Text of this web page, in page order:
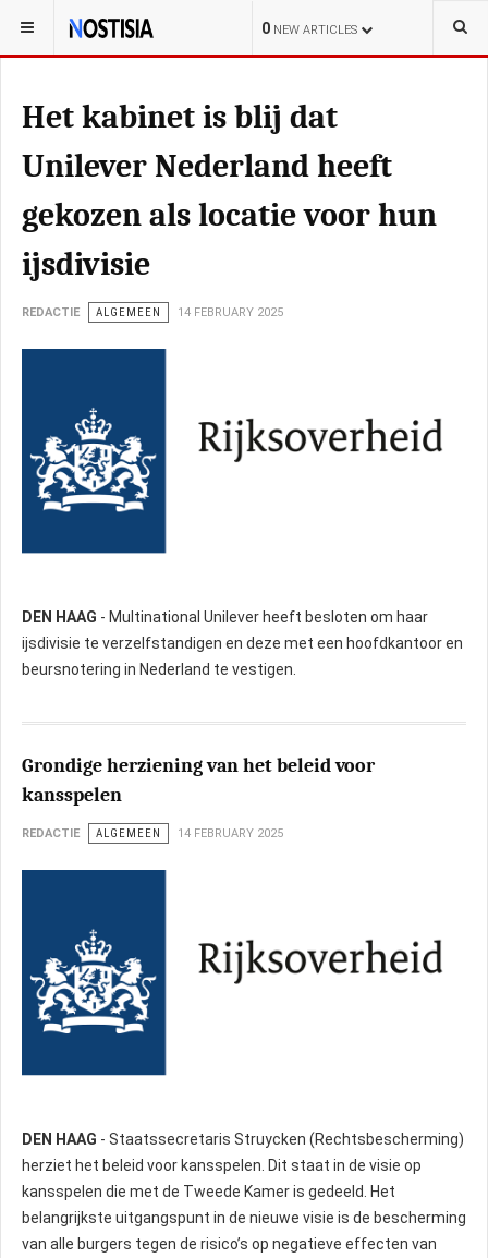
0 NEW ARTICLES
YOU ARE HERE: NEDERLAND POLITIE
Het kabinet is blij dat
Unilever Nederland heeft
gekozen als locatie voor hun
ijsdivisie
REDACTIE ALGEMEEN 14 FEBRUARY 2025
DEN HAAG - Multinational Unilever heeft besloten om haar
ijsdivisie te verzelfstandigen en deze met een hoofdkantoor en
beursnotering in Nederland te vestigen.
Grondige herziening van het beleid voor
kansspelen
REDACTIE ALGEMEEN 14 FEBRUARY 2025
DEN HAAG - Staatssecretaris Struycken (Rechtsbescherming)
herziet het beleid voor kansspelen. Dit staat in de visie op
kansspelen die met de Tweede Kamer is gedeeld. Het
belangrijkste uitgangspunt in de nieuwe visie is de bescherming
van alle burgers tegen de risico’s op negatieve effecten van